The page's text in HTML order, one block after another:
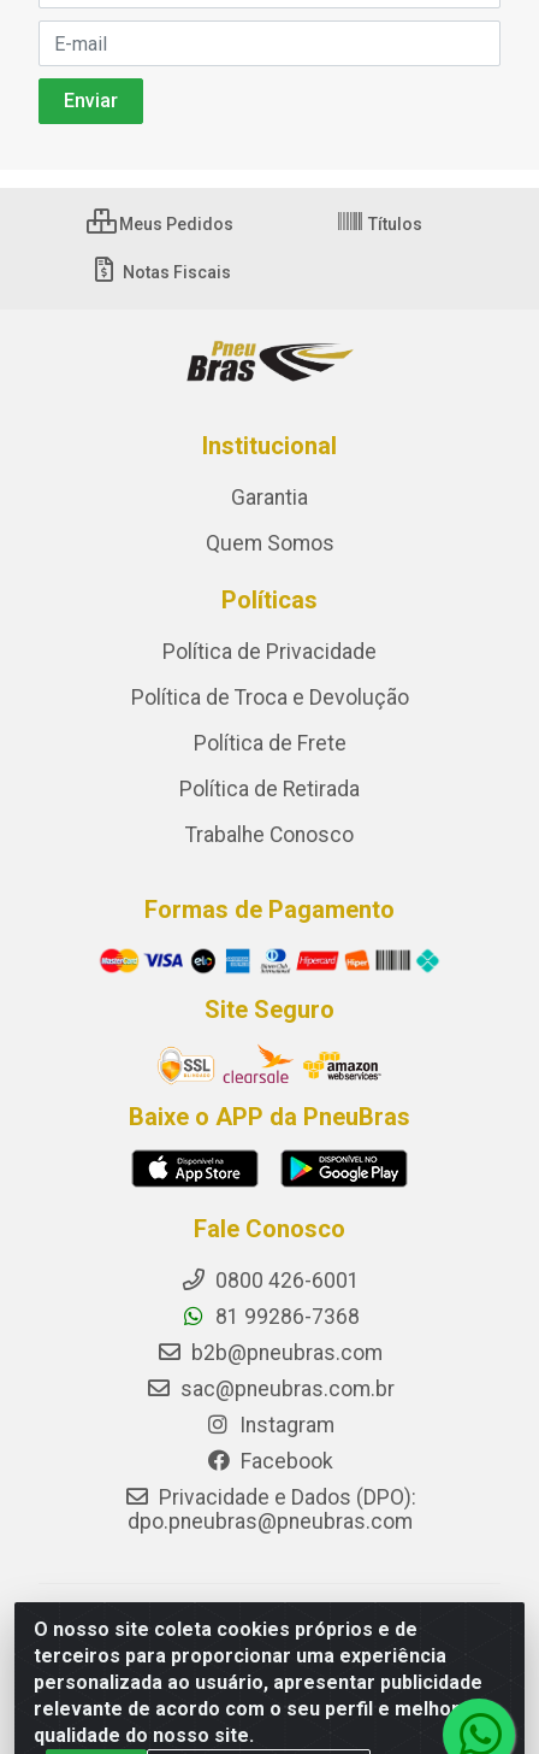
O nosso site coleta cookies próprios e de
terceiros para proporcionar uma experiência
personalizada ao usuário, apresentar publicidade
relevante de acordo com o seu perfil e melhorar a
qualidade do nosso site.
Meus Pedidos Títulos
Notas Fiscais
Institucional
Garantia
Quem Somos
Políticas
Política de Privacidade
Política de Troca e Devolução
Política de Frete
Política de Retirada
Trabalhe Conosco
Formas de Pagamento
Site Seguro
Baixe o APP da PneuBras
Fale Conosco
0800 426-6001
81 99286-7368
b2b@pneubras.com
sac@pneubras.com.br
Instagram
Facebook
Privacidade e Dados (DPO):
dpo.pneubras@pneubras.com
PneuBras - Rodovia BR-101, KM 82 - Prazeres,
Jaboatão dos Guararapes/PE - CEP 54.335-000 - CNPJ
08.678.386/0001-05 - Pneubras Comércio de Pneus
Ltda